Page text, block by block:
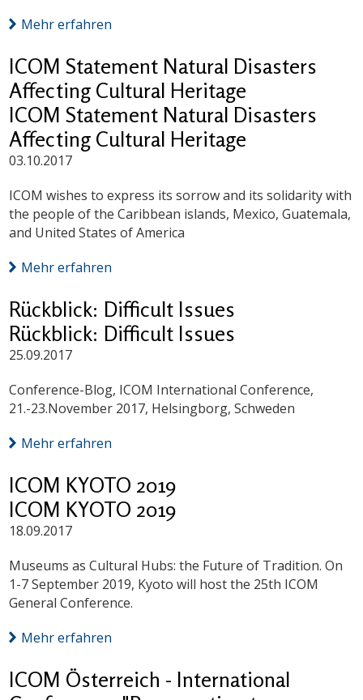
Mehr erfahren
ICOM Statement Natural Disasters
Affecting Cultural Heritage
ICOM Statement Natural Disasters
Affecting Cultural Heritage
03.10.2017
ICOM wishes to express its sorrow and its solidarity with
the people of the Caribbean islands, Mexico, Guatemala,
and United States of America
Mehr erfahren
Rückblick: Difficult Issues
Rückblick: Difficult Issues
25.09.2017
Conference-Blog, ICOM International Conference,
21.-23.November 2017, Helsingborg, Schweden
Mehr erfahren
ICOM KYOTO 2019
ICOM KYOTO 2019
18.09.2017
Museums as Cultural Hubs: the Future of Tradition. On
1-7 September 2019, Kyoto will host the 25th ICOM
General Conference.
Mehr erfahren
ICOM Österreich - International